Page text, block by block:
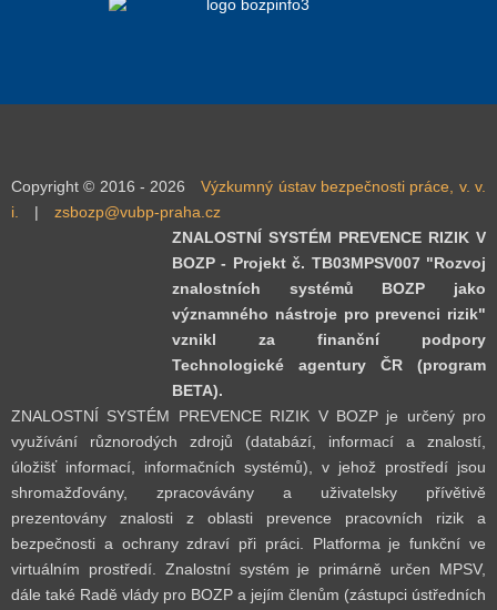
Copyright © 2016 - 2026
Výzkumný ústav bezpečnosti práce, v. v.
i.
|
zsbozp@vubp-praha.cz
ZNALOSTNÍ SYSTÉM PREVENCE RIZIK V
BOZP - Projekt č. TB03MPSV007 "Rozvoj
znalostních systémů BOZP jako
významného nástroje pro prevenci rizik"
vznikl za finanční podpory
Technologické agentury ČR (program
BETA).
ZNALOSTNÍ SYSTÉM PREVENCE RIZIK V BOZP je určený pro
využívání různorodých zdrojů (databází, informací a znalostí,
úložišť informací, informačních systémů), v jehož prostředí jsou
shromažďovány, zpracovávány a uživatelsky přívětivě
prezentovány znalosti z oblasti prevence pracovních rizik a
bezpečnosti a ochrany zdraví při práci. Platforma je funkční ve
virtuálním prostředí. Znalostní systém je primárně určen MPSV,
dále také Radě vlády pro BOZP a jejím členům (zástupci ústředních